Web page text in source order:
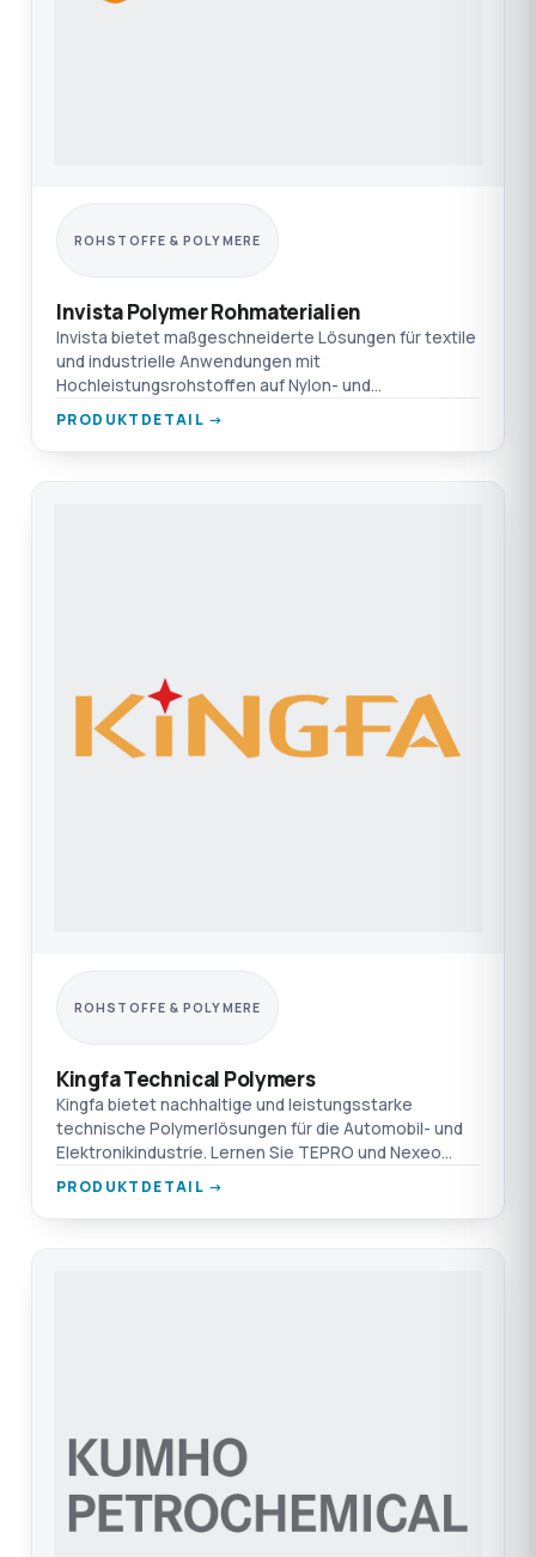
ROHSTOFFE & POLYMERE
Invista Polymer Rohmaterialien
Invista bietet maßgeschneiderte Lösungen für textile
und industrielle Anwendungen mit
Hochleistungsrohstoffen auf Nylon- und
Polyesterbasis. Entdecken Sie mehr
PRODUKTDETAIL →
ROHSTOFFE & POLYMERE
Kingfa Technical Polymers
Kingfa bietet nachhaltige und leistungsstarke
technische Polymerlösungen für die Automobil- und
Elektronikindustrie. Lernen Sie TEPRO und Nexeo
kennen.
PRODUKTDETAIL →